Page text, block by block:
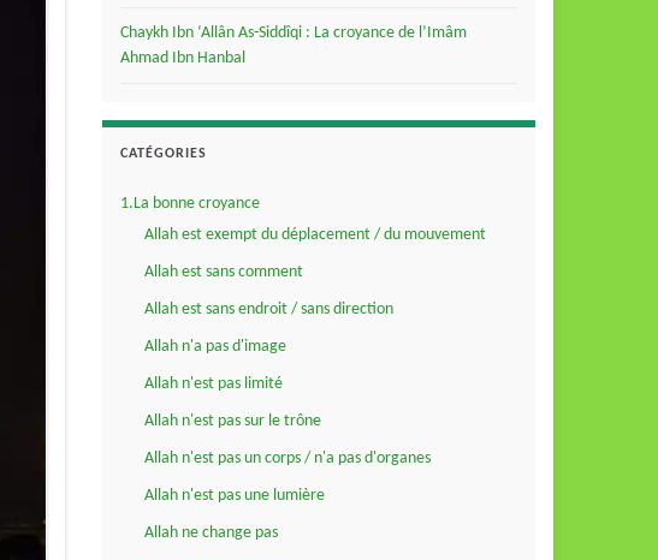
Chaykh Ibn ‘Allân As-Siddîqi : La croyance de l’Imâm
Ahmad Ibn Hanbal
CATÉGORIES
1.La bonne croyance
Allah est exempt du déplacement / du mouvement
Allah est sans comment
Allah est sans endroit / sans direction
Allah n'a pas d'image
Allah n'est pas limité
Allah n'est pas sur le trône
Allah n'est pas un corps / n'a pas d'organes
Allah n'est pas une lumière
Allah ne change pas